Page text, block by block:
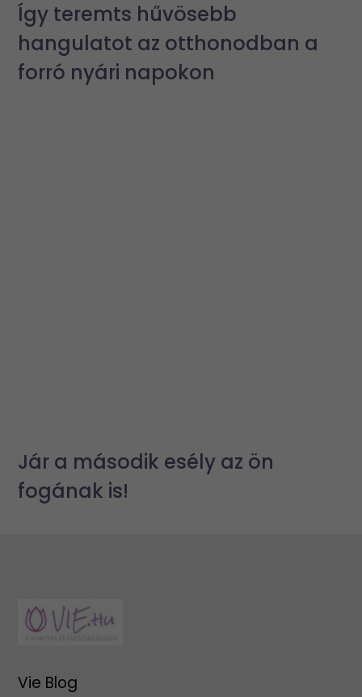
Így teremts hűvösebb
hangulatot az otthonodban a
forró nyári napokon
Jár a második esély az ön
fogának is!
Vie Blog